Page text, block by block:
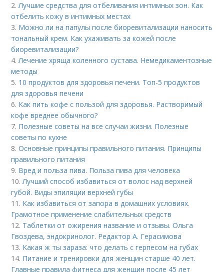
2.Лучшие средства для отбеливания интимных зон. Как
отбелить кожу в интимных местах
3. Можно ли на папулы после биоревитализации наносить
тональный крем. Как ухаживать за кожей после
биоревитализации?
4.Лечение хряща коленного сустава. Немедикаментозные
методы
5. 10 продуктов для здоровья печени. Топ-5 продуктов
для здоровья печени
6. Как пить кофе с пользой для здоровья. Растворимый
кофе вреднее обычного?
7. Полезные советы на все случаи жизни. Полезные
советы по кухне
8.Основные принципы правильного питания. Принципы
правильного питания
9. Вред и польза пива. Польза пива для человека
10.Лучший способ избавиться от волос над верхней
губой. Виды эпиляции верхней губы
11. Как избавиться от запора в домашних условиях.
Грамотное применение слабительных средств
12. Таблетки от ожирения название и отзывы. Ольга
Гвоздева, эндокринолог. Редактор А. Герасимова
13. Какая ж ты зараза: что делать с герпесом на губах
14. Питание и тренировки для женщин старше 40 лет.
Главные правила фитнеса для женщин после 45 лет